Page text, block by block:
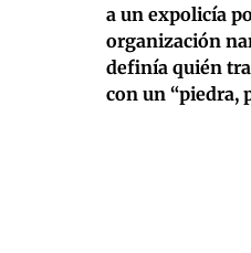
a un expolicía
organización
definía quién
con un “piedra,